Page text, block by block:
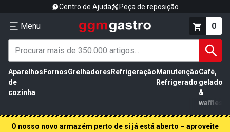
Centro de Ajuda Peça de reposição
Menu 0
Aparelhos
de
cozinha
FornosGrelhadores Refrigeração Manutenção
Refrigerado
Café,
gelados
&
waffles
O nosso novo armazém perto de si já está aberto – aproveite